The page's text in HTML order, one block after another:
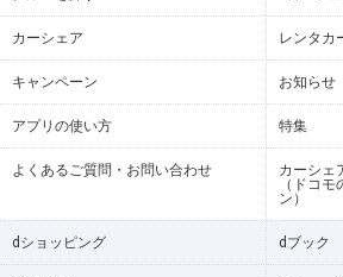
カーシェア レンタカ
キャンペーン お知らせ
アプリの使い方 特集
よくあるご質問・お問い合わせ
カーシェ
（ドコ
ン）
dショッピング dブック